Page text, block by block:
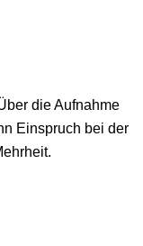
die Aufnahme
Einspruch bei der